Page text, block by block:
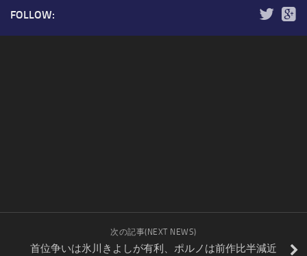
FOLLOW:
次の記事(NEXT NEWS)
首位争いは氷川きよしが有利、ポルノは前作比半減近